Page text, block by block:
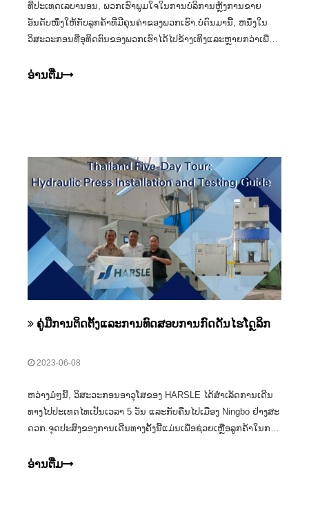
ທີ່ປະເທດເລບານອນ, ພວກເຮົາພູມໃຈໃນການບໍລິການຫຼັງການຂາຍ
ອັນດັບໜຶ່ງໃຫ້ກັບລູກຄ້າທີ່ມີຄຸນຄ່າຂອງພວກເຮົາ.ບໍ່ດົນມານີ້, ຫນຶ່ງໃນ
ວິສະວະກອນທີ່ອຸທິດຕົນຂອງພວກເຮົາໄດ້ໄປຂ້າງເທິງແລະຫຼາຍກວ່າເພື່ອ
ທ້ອງຖິ່ນຂອງລູກຄ້າ.ຜົນ?ວິດີໂອການປະຈັກພະຍານທີ່ອົບອຸ່ນໃຈທີ່ຈັບພາບ
ອ່ານ​ຕື່ມ
ຄູ່ມືການຕິດຕັ້ງແລະການທົດສອບການກົດດັນໄຮໂດຼລິກ
2023-06-08
ຫວ່າງ​ມໍ່ໆ​ນີ້, ວິ​ສະ​ວະ​ກອນ​ອາ​ວຸ​ໂສ​ຂອງ HARSLE ໄດ້​ສຳ​ເລັດ​ການ​ເດີນ​
ທາງ​ໄປ​ປະ​ເທດ​ໄທ​ເປັນ​ເວ​ລາ 5 ວັນ ແລະ​ກັບ​ຄືນ​ໄປ​ເມືອງ Ningbo ຢ່າງ​ສະ​
ດວກ.ຈຸດປະສົງຂອງການເດີນທາງຄັ້ງນີ້ແມ່ນເພື່ອຊ່ວຍເຫຼືອລູກຄ້າໃນການ
ນຳໃຊ້ ແລະ ບຳລຸງຮັກສາ.ຂະບວນການທັງຫມົດໄດ້ກ້ຽງຫຼາຍ
ອ່ານ​ຕື່ມ